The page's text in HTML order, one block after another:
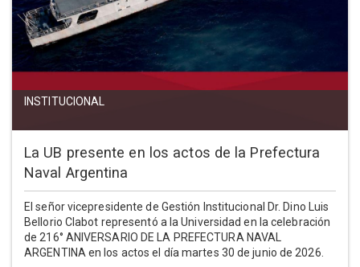
INSTITUCIONAL
La UB presente en los actos de la Prefectura
Naval Argentina
El señor vicepresidente de Gestión Institucional Dr. Dino Luis
Bellorio Clabot representó a la Universidad en la celebración
de 216° ANIVERSARIO DE LA PREFECTURA NAVAL
ARGENTINA en los actos el día martes 30 de junio de 2026.